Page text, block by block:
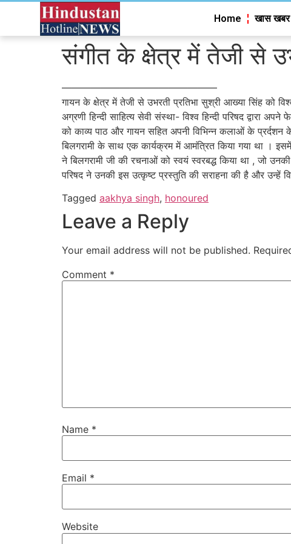
Home खास खबर
संगीत के क्षेत्र में तेजी से
————————————————
गायन के क्षेत्र में तेजी से उभरती प्रतिभा सुश्री आख्या सिंह को विश्व
अग्रणी हिन्दी साहित्य सेवी संस्था- विश्व हिन्दी परिषद द्वारा
को काव्य पाठ और गायन सहित अपनी विभिन्न कलाओं के
बिलगरामी के साथ एक कार्यक्रम में आमंत्रित किया गया था ।
ने बिलगरामी जी की रचनाओं को स्वयं स्वरबद्ध किया था , जो
परिषद ने उनकी इस उत्कृष्ट प्रस्तुति की सराहना की है और उन्हें
Tagged aakhya singh, honoured
Leave a Reply
Your email address will not be published.
Comment *
Name *
Email *
Website